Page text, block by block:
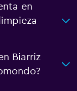
en
Biarriz